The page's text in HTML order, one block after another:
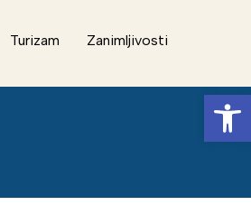
Turizam
Zanimljivosti